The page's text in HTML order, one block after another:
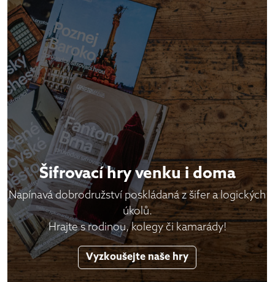
Šifrovací hry venku i doma
Napínavá dobrodružství poskládaná z šifer a logických
úkolů.
Hrajte s rodinou, kolegy či kamarády!
Vyzkoušejte naše hry